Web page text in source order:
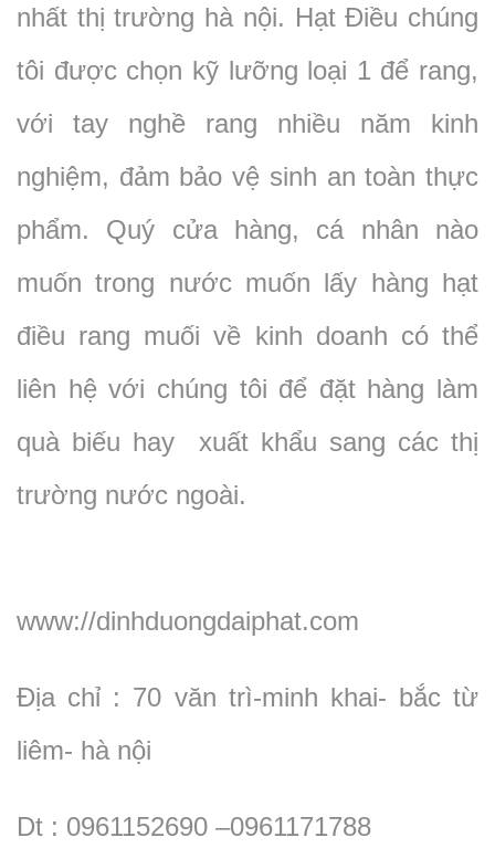
nhất thị trường hà nội. Hạt Điều chúng
tôi được chọn kỹ lưỡng loại 1 để rang,
với tay nghề rang nhiều năm kinh
nghiệm, đảm bảo vệ sinh an toàn thực
phẩm. Quý cửa hàng, cá nhân nào
muốn trong nước muốn lấy hàng hạt
điều rang muối về kinh doanh có thể
liên hệ với chúng tôi để đặt hàng làm
quà biếu hay xuất khẩu sang các thị
trường nước ngoài.
www://dinhduongdaiphat.com
Địa chỉ : 70 văn trì-minh khai- bắc từ
liêm- hà nội
Dt : 0961152690 –0961171788